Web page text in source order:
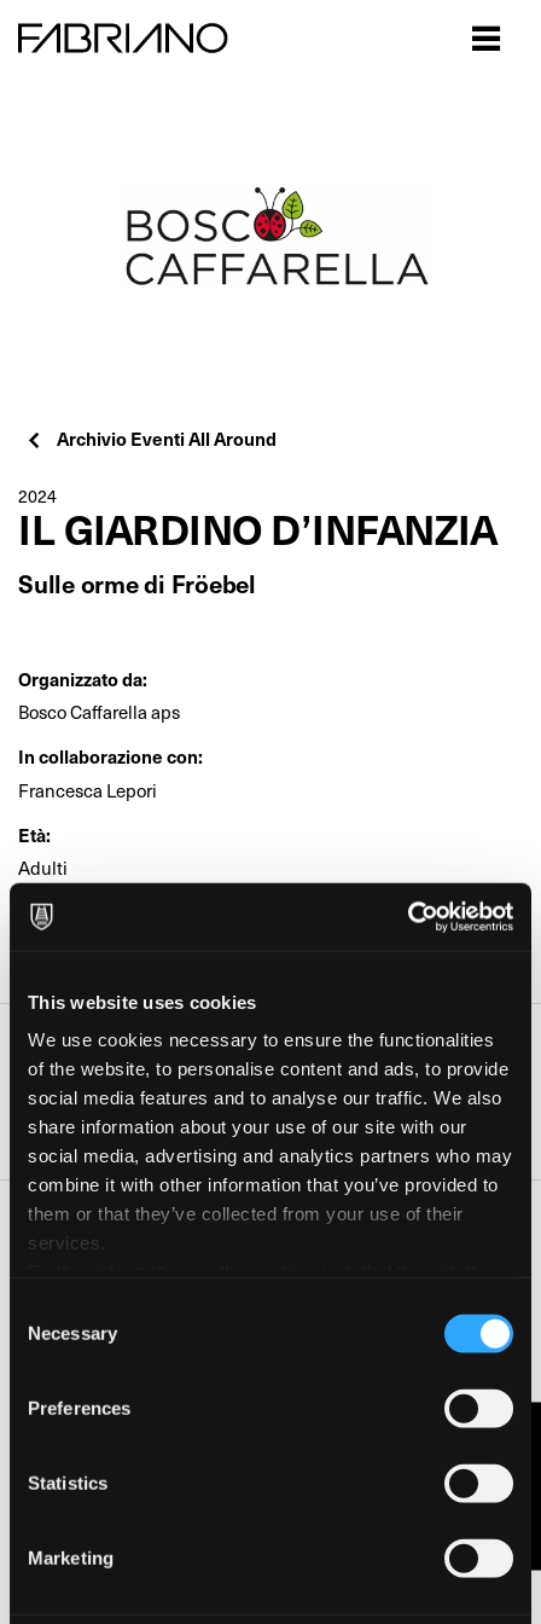
This website uses cookies
We use cookies necessary to ensure the functionalities
of the website, to personalise content and ads, to provide
social media features and to analyse our traffic. We also
share information about your use of our site with our
social media, advertising and analytics partners who may
combine it with other information that you’ve provided to
them or that they’ve collected from your use of their
services.
Selection
Necessary
Preferences
Statistics
Marketing
Archivio Eventi All Around
2024
IL GIARDINO D’INFANZIA
Sulle orme di Fröebel
Organizzato da:
Bosco Caffarella aps
In collaborazione con:
Francesca Lepori
Età:
Adulti
Dove:
Date e orari
Giorno
09 Ott 2024 15:00-16:00
Friedrich Fröebel pedagogista tedesco del 1800 ha creato il
kindergarten- il giardino d\’infanzia. Il suo metodo educativo
la realizzazione dei quadrati di Fröebel e il telaio di carta. Lo
scopo è di realizzare opere artistiche manuali e nello stesso
e la coordinazione oculo manuale.
VISITA LA PAGINA DELL'EVENTO
Contattaci